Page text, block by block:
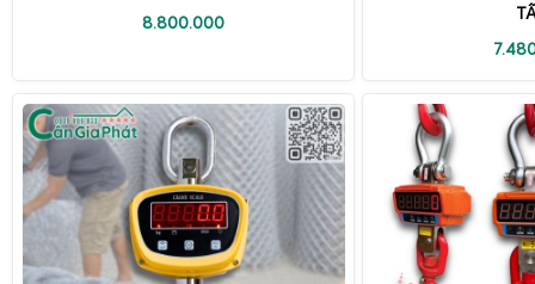
8.800.000